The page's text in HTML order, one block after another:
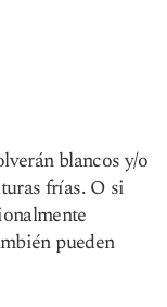
blancos y/o
frías. O si
pueden